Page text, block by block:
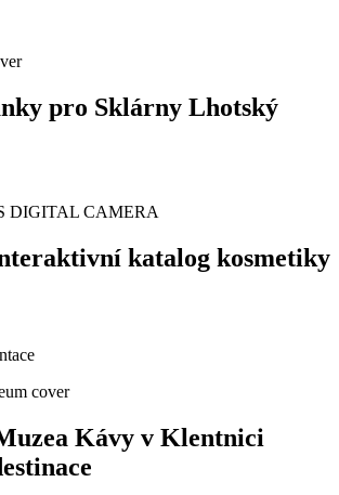
pro Sklárny Lhotský
katalog kosmetiky
Kávy v Klentnici